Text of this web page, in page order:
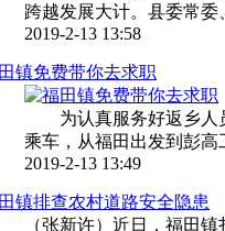
跨越发展大计。县委常
2019-2-13 13:58
镇免费带你去求职
为认真服务好返乡人员
乘车，从福田出发到彭高
2019-2-13 13:49
镇排查农村道路安全隐患
（张新许）近日，福田